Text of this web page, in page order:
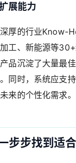
展能力
厚的行业Know-
工、新能源等
品沉淀了大量最
同时，系统应支
来的个性化需求。
步步找到适